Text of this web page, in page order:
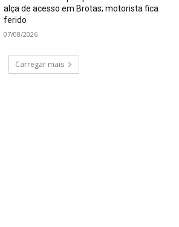
alça de acesso em Brotas; motorista fica
ferido
07/08/2026
Carregar mais